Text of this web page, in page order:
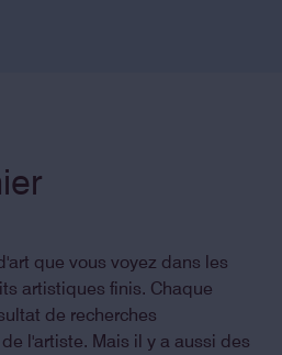
que vous voyez dans les
artistiques finis. Chaque
de recherches
l'artiste. Mais il y a aussi des